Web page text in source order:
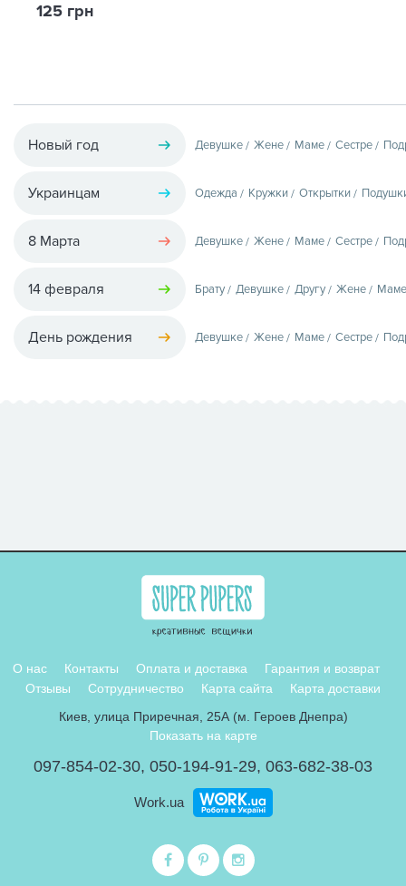
125 грн
Новый год Девушке Жене Маме Сестре
Украинцам Одежда Кружки Открытки
8 Марта Девушке Жене Маме Сестре
14 февраля Брату Девушке Другу Жене Маме
День рождения Девушке Жене Маме Сестре
О нас Контакты Оплата и доставка
Гарантия и возврат
Отзывы
Сотрудничество Карта сайта
Карта доставки
Киев, улица Приречная, 25А (м. Героев Днепра)
Показать на карте
097-854-02-30, 050-194-91-29, 063-682-38-03
Work.ua